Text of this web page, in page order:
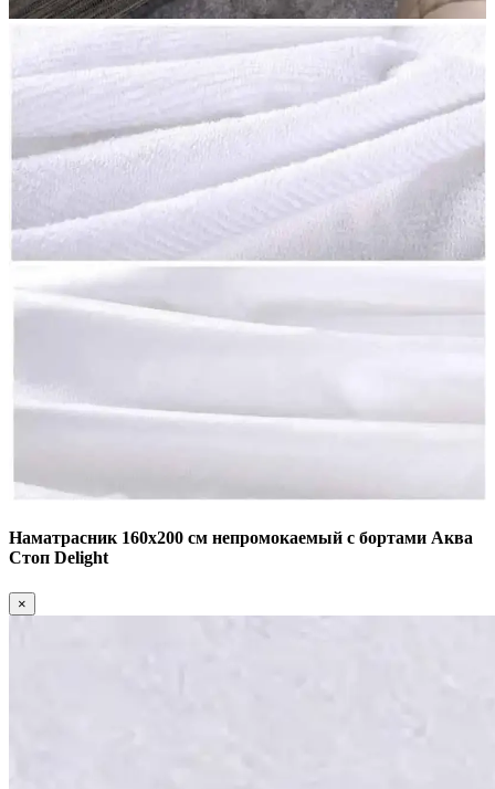
Наматрасник 160х200 см непромокаемый с бортами Аква
Стоп Delight
×